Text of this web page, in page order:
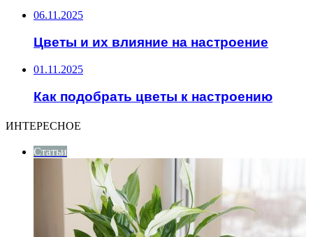
06.11.2025
Цветы и их влияние на настроение
01.11.2025
Как подобрать цветы к настроению
ИНТЕРЕСНОЕ
Статьи